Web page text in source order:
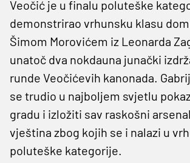
Veočić je u finalu poluteške
demonstrirao vrhunsku klasu
Šimom Morovićem iz Leonarda
unatoč dva nokdauna junački
runde Veočićevih kanonada.
se trudio u najboljem svjetlu
gradu i izložiti sav raskošni
vještina zbog kojih se i nalazi u
poluteške kategorije.